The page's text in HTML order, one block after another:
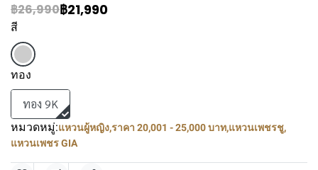
฿26,990฿21,990
สี
ทอง
ทอง 9K
หมวดหมู่:แหวนผู้หญิง,ราคา 20,001 - 25,000 บาท,แหวนเพชรชู,
แหวนเพชร GIA